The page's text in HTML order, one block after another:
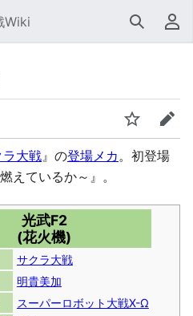
Wiki 検索 利
ウォッチ編集
ラ大戦』の登場メカ。初登場
えているか～』。
光武F2
(花火機)
サクラ大戦
明貴美加
スーパーロボット大戦X-Ω